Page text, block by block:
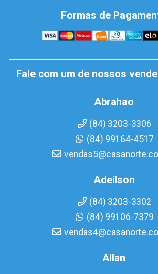
Formas de
Fale com um de nossos
Abrahao
(84) 3203-3306
(84) 99164-4517
Adeilson
(84) 3203-3302
(84) 99106-7379
Allan